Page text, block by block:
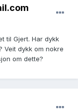
til Gjert. Har dykk
Veit dykk om nokre
om dette?